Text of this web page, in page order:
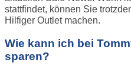
stattfindet, können Sie
Hilfiger Outlet machen.
Wie kann ich bei
sparen?